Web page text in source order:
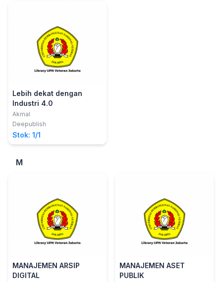
Lebih dekat dengan
Industri 4.0
Akmal
Deepublish
Stok: 1/1
M
MANAJEMEN ARSIP
DIGITAL
MANAJEMEN ASET
PUBLIK